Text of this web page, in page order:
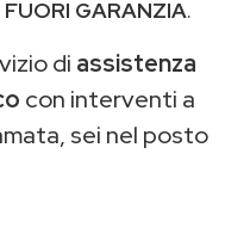
FUORI GARANZIA.
di assistenza
con interventi a
sei nel posto